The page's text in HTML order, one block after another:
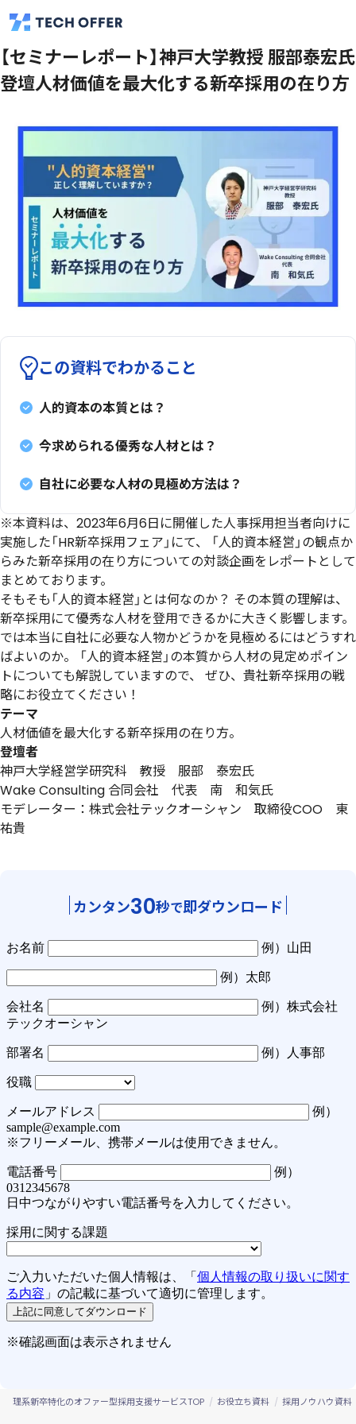
【セミナーレポート】神戸大学教授 服部泰宏氏
登壇人材価値を最大化する新卒採用の在り方
この資料でわかること
人的資本の本質とは？
今求められる優秀な人材とは？
自社に必要な人材の見極め方法は？
※本資料は、2023年6月6日に開催した人事採用担当者向けに
実施した「HR新卒採用フェア」にて、 「人的資本経営」の観点か
らみた新卒採用の在り方についての対談企画をレポートとして
まとめております。
そもそも「人的資本経営」とは何なのか？ その本質の理解は、
新卒採用にて優秀な人材を登用できるかに大きく影響します。
では本当に自社に必要な人物かどうかを見極めるにはどうすれ
ばよいのか。 「人的資本経営」の本質から人材の見定めポイン
トについても解説していますので、 ぜひ、貴社新卒採用の戦
略にお役立てください！
テーマ
人材価値を最大化する新卒採用の在り方。
登壇者
神戸大学経営学研究科 教授 服部 泰宏氏
Wake Consulting 合同会社 代表 南 和気氏
モデレーター：株式会社テックオーシャン 取締役COO 東
祐貴
カンタン30秒で即ダウンロード
理系新卒特化のオファー型採用支援サービスTOP お役立ち資料 採用ノウハウ資料